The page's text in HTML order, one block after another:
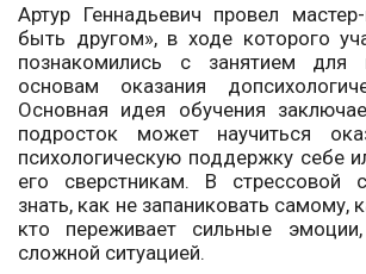
Артур Геннадьевич провел
быть другом», в ходе которого
познакомились с занятием для
основам оказания
Основная идея обучения
подросток может научиться
психологическую поддержку себе
его сверстникам. В стрессовой
знать, как не запаниковать самому,
кто переживает сильные
сложной ситуацией.